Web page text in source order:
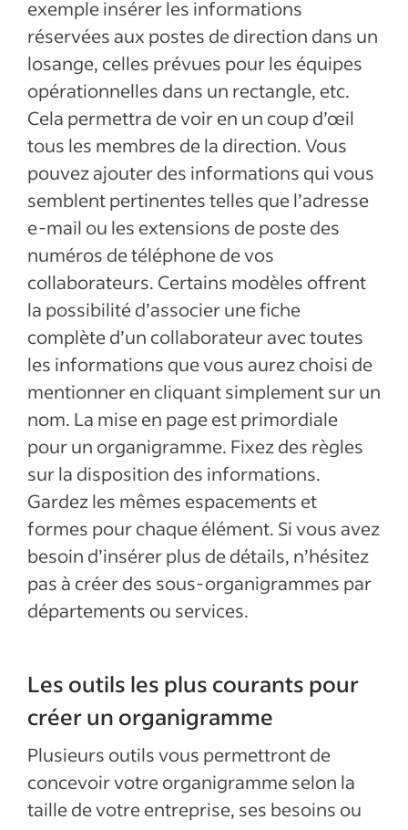
exemple insérer les informations
réservées aux postes de direction dans un
losange, celles prévues pour les équipes
opérationnelles dans un rectangle, etc.
Cela permettra de voir en un coup d’œil
tous les membres de la direction. Vous
pouvez ajouter des informations qui vous
semblent pertinentes telles que l’adresse
e-mail ou les extensions de poste des
numéros de téléphone de vos
collaborateurs. Certains modèles offrent
la possibilité d’associer une fiche
complète d’un collaborateur avec toutes
les informations que vous aurez choisi de
mentionner en cliquant simplement sur un
nom. La mise en page est primordiale
pour un organigramme. Fixez des règles
sur la disposition des informations.
Gardez les mêmes espacements et
formes pour chaque élément. Si vous avez
besoin d’insérer plus de détails, n’hésitez
pas à créer des sous-organigrammes par
départements ou services.
Les outils les plus courants pour
créer un organigramme
Plusieurs outils vous permettront de
concevoir votre organigramme selon la
taille de votre entreprise, ses besoins ou